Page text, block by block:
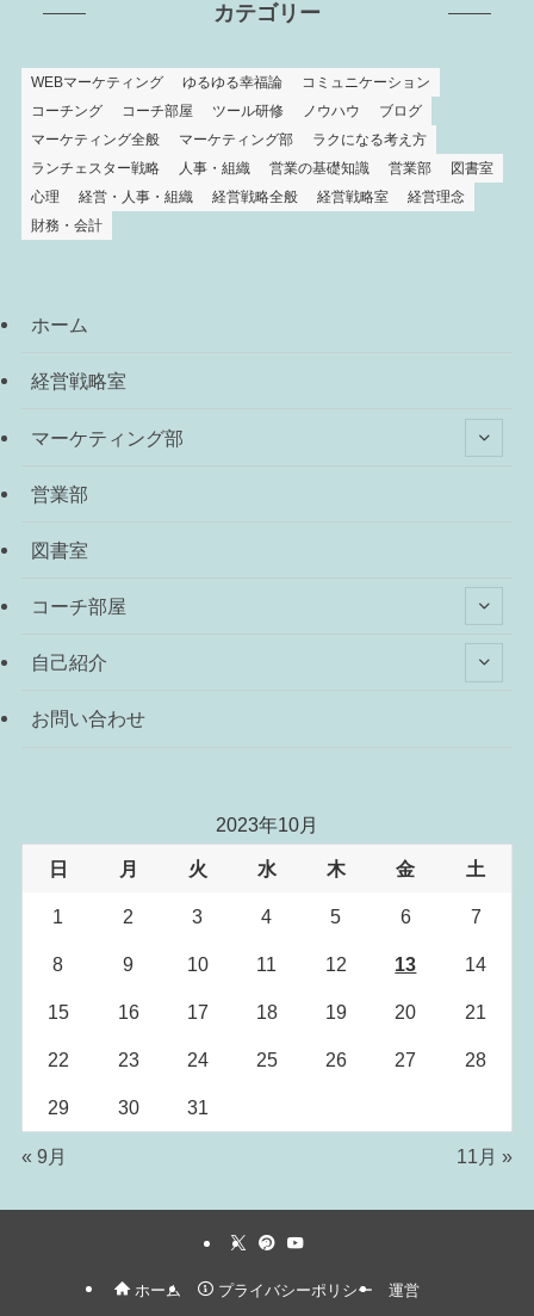
カテゴリー
WEBマーケティング ゆるゆる幸福論
コミュニケーション
コーチング
コーチ部屋 ツール研修 ノウハウ
ブログ
マーケティング全般
マーケティング部
ラクになる考え方
ランチェスター戦略
人事・組織 営業の基礎知識 営業部
図書室
心理
経営・人事・組織 経営戦略全般 経営戦略室
経営理念
財務・会計
ホーム
経営戦略室
マーケティング部
営業部
図書室
コーチ部屋
自己紹介
お問い合わせ
2023年10月
日 月 火 水 木 金 土
1 2 3 4 5 6 7
8 9 10 11 12 13 14
15 16 17 18 19 20 21
22 23 24 25 26 27 28
29 30 31
« 9月 11月 »
ホーム プライバシーポリシー 運営